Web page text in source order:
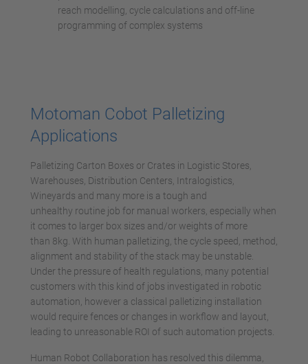
reach modelling, cycle calculations and off-line
programming of complex systems
Motoman Cobot Palletizing
Applications
Palletizing Carton Boxes or Crates in Logistic Stores,
Warehouses, Distribution Centers, Intralogistics,
Wineyards and many more is a tough and
unhealthy routine job for manual workers, especially when
it comes to larger box sizes and/or weights of more
than 8kg. With human palletizing, the cycle speed, method,
alignment and stability of the stack may be unstable.
Under the pressure of health regulations, many potential
customers with this kind of jobs investigated in robotic
automation, however a classical palletizing installation
would require fences or changes in workflow and layout,
leading to unreasonable ROI of such automation projects.
Human Robot Collaboration has resolved this dilemma,